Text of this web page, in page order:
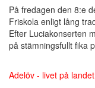
På fredagen den 8:e
Friskola enligt lång
Efter Luciakonserten
på stämningsfullt fika
Adelöv - livet på landet